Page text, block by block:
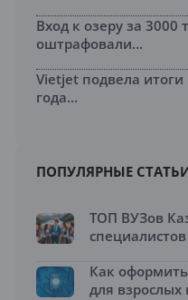
Вход к озеру за 3000
оштрафовали...
Vietjet подвела итоги
года...
ПОПУЛЯРНЫЕ
ТОП ВУЗов
Как
для взрослых